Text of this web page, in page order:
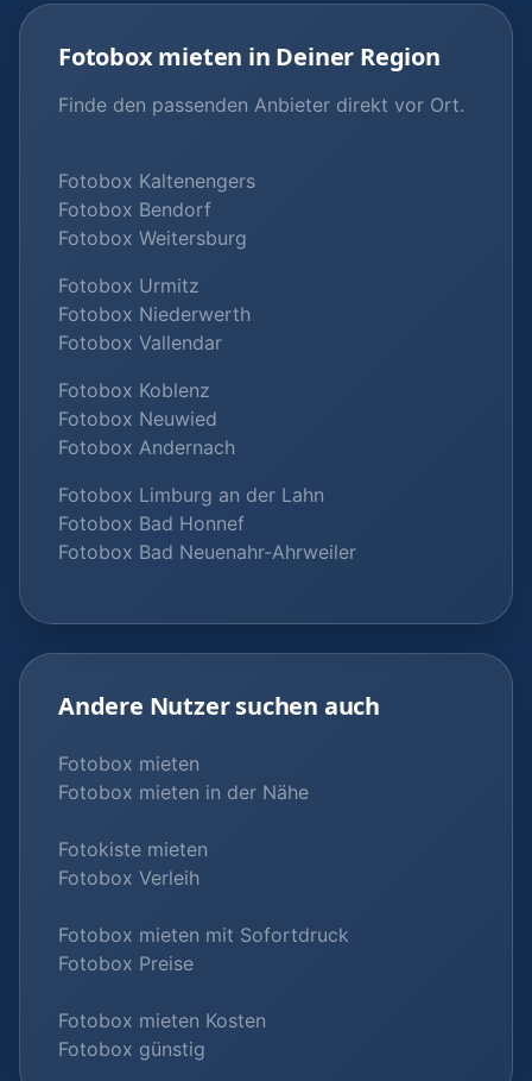
Fotobox mieten in Deiner Region
Finde den passenden Anbieter direkt vor Ort.
Fotobox Kaltenengers
Fotobox Bendorf
Fotobox Weitersburg
Fotobox Urmitz
Fotobox Niederwerth
Fotobox Vallendar
Fotobox Koblenz
Fotobox Neuwied
Fotobox Andernach
Fotobox Limburg an der Lahn
Fotobox Bad Honnef
Fotobox Bad Neuenahr-Ahrweiler
Andere Nutzer suchen auch
Fotobox mieten
Fotobox mieten in der Nähe
Fotokiste mieten
Fotobox Verleih
Fotobox mieten mit Sofortdruck
Fotobox Preise
Fotobox mieten Kosten
Fotobox günstig